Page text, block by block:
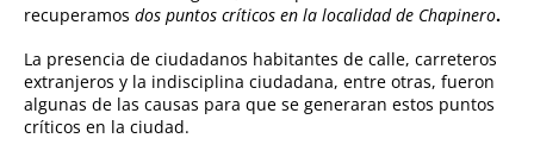
recuperamos dos puntos críticos en la localidad de Chapinero.
La presencia de ciudadanos habitantes de calle, carreteros
extranjeros y la indisciplina ciudadana, entre otras, fueron
algunas de las causas para que se generaran estos puntos
críticos en la ciudad.